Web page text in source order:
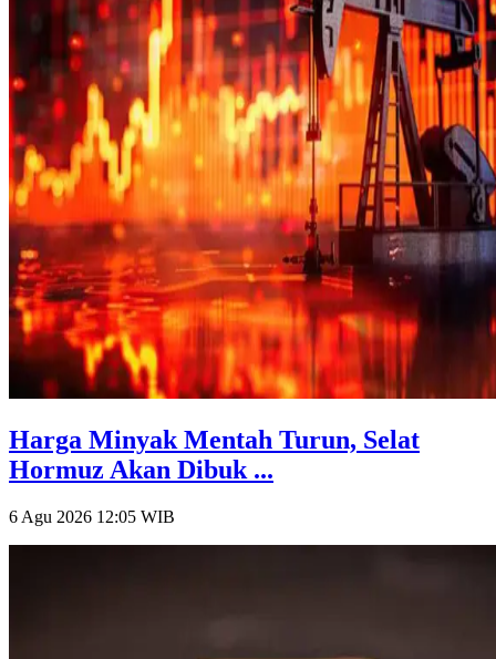
Harga Minyak Mentah Turun, Selat
Hormuz Akan Dibuk ...
6 Agu 2026 12:05 WIB